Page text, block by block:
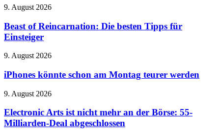
ersten
zum
neuen
Beast
Reincarnation:
Die
besten
für
9. August 2026
Beast of Reincarnation: Die besten Tipps für
Einsteiger
iPhones
schon
am
Montag
teurer
werden
9. August 2026
iPhones könnte schon am Montag teurer werden
Electronic
ist
nicht
mehr
9. August 2026
Electronic Arts ist nicht mehr an der Börse: 55-
Milliarden-Deal abgeschlossen